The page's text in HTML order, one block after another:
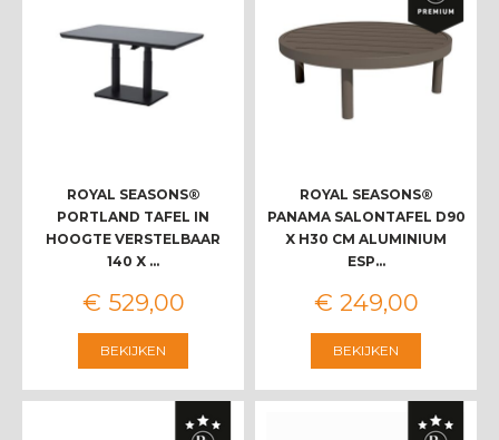
ROYAL SEASONS®
PORTLAND TAFEL IN
HOOGTE VERSTELBAAR
140 X …
€ 529,00
BEKIJKEN
ROYAL SEASONS®
PANAMA SALONTAFEL D90
X H30 CM ALUMINIUM
ESP…
€ 249,00
BEKIJKEN